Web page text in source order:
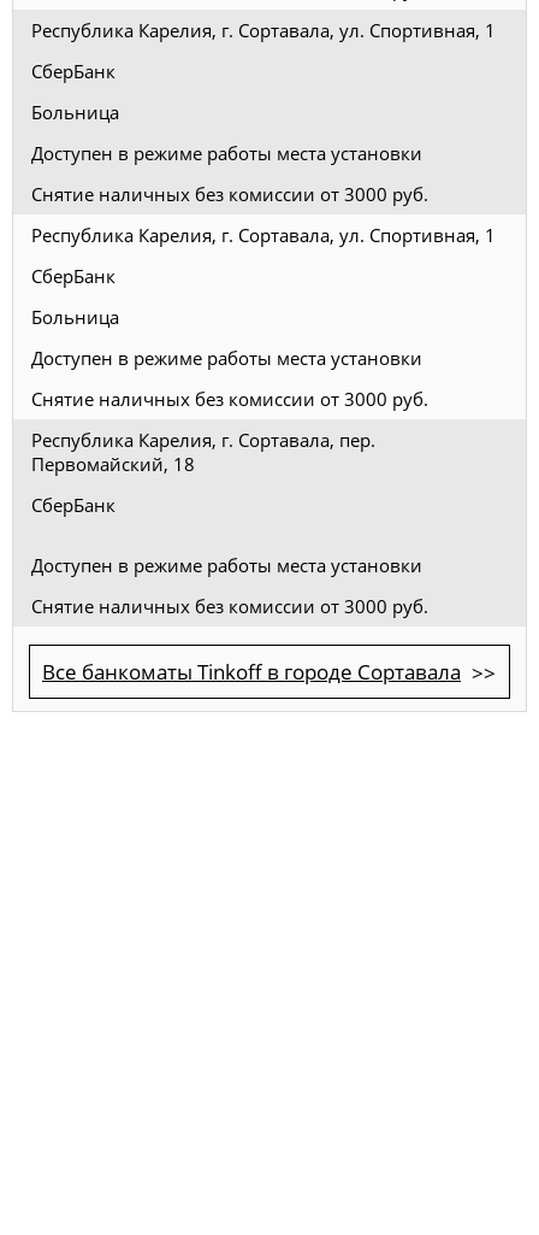
Республика Карелия, г. Сортавала, ул. Спортивная, 1
СберБанк
Больница
Доступен в режиме работы места установки
Снятие наличных без комиссии от 3000 руб.
Республика Карелия, г. Сортавала, ул. Спортивная, 1
СберБанк
Больница
Доступен в режиме работы места установки
Снятие наличных без комиссии от 3000 руб.
Республика Карелия, г. Сортавала, пер.
Первомайский, 18
СберБанк
Доступен в режиме работы места установки
Снятие наличных без комиссии от 3000 руб.
Все банкоматы Tinkoff в городе Сортавала